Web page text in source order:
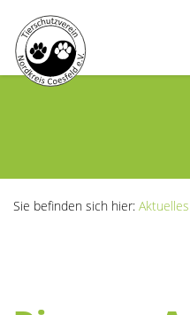
Sie befinden sich hier: Aktuelles